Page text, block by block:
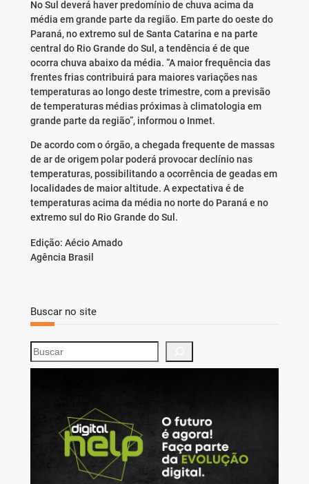
No Sul deverá haver predomínio de chuva acima da
média em grande parte da região. Em parte do oeste do
Paraná, no extremo sul de Santa Catarina e na parte
central do Rio Grande do Sul, a tendência é de que
ocorra chuva abaixo da média. “A maior frequência das
frentes frias contribuirá para maiores variações nas
temperaturas ao longo deste trimestre, com a previsão
de temperaturas médias próximas à climatologia em
grande parte da região”, informou o Inmet.
De acordo com o órgão, a chegada frequente de massas
de ar de origem polar poderá provocar declínio nas
temperaturas, possibilitando a ocorrência de geadas em
localidades de maior altitude. A expectativa é de
temperaturas acima da média no norte do Paraná e no
extremo sul do Rio Grande do Sul.
Edição: Aécio Amado
Agência Brasil
Buscar no site
S
e